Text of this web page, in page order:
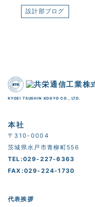
設計部ブログ
KYOEI TSUSHIN KOGYO CO., LTD.
本社
〒310-0004
茨城県水戸市青柳町556
TEL:029-227-6363
FAX:029-224-1730
代表挨拶